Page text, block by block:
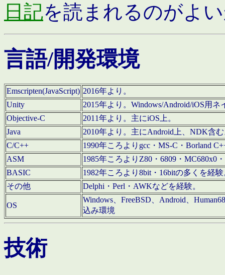
日記を読まれるのがよ
言語/開発環境
Emscripten(JavaScript) 2016年より。
Unity
2015年より。Windows/Android/iOS用
Objective-C
2011年より。主にiOS上。
Java
2010年より。主にAndroid上、NDK含
C/C++
1990年ころよりgcc・MS-C・Borland
ASM
1985年ころよりZ80・6809・MC680x0
BASIC
1982年ころより8bit・16bitの多くを経
その他
Delphi・Perl・AWKなどを経験。
OS
Windows、FreeBSD、Android、
込み環境
技術